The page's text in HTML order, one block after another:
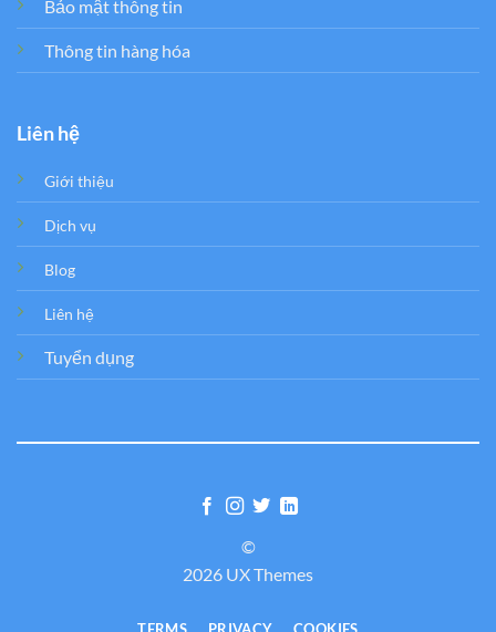
Bảo mật thông tin
Thông tin hàng hóa
Liên hệ
Giới thiệu
Dịch vụ
Blog
Liên hệ
Tuyển dụng
©
2026 UX Themes